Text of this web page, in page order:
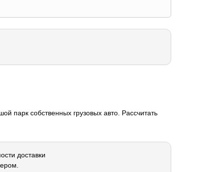
парк собственных грузовых авто. Рассчитать
доставки